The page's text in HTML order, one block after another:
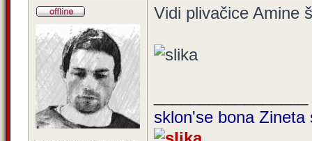
Vidi plivačice Amine
sklon'se bona